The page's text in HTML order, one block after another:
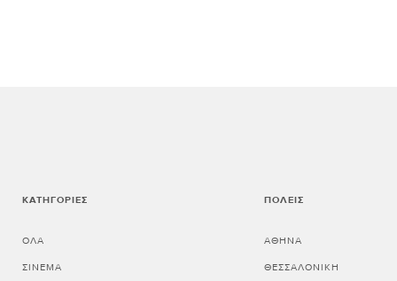
ΚΑΤΗΓΟΡΊΕΣ
ΌΛΑ
ΣΙΝΕΜΆ
ΠΌΛΕΙΣ
ΑΘΗΝΑ
ΘΕΣΣΑΛΟΝΙΚΗ